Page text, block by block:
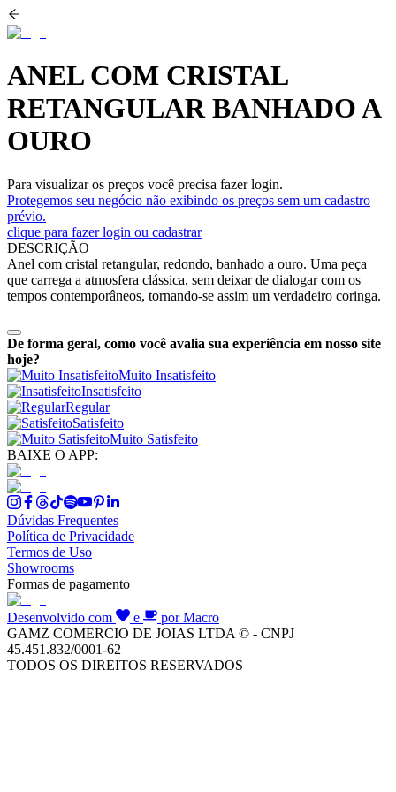
ANEL COM CRISTAL
RETANGULAR BANHADO A
OURO
Para visualizar os preços você precisa fazer login.
Protegemos seu negócio não exibindo os preços sem um cadastro
prévio.
clique para fazer login ou cadastrar
DESCRIÇÃO
Anel com cristal retangular, redondo, banhado a ouro. Uma peça
que carrega a atmosfera clássica, sem deixar de dialogar com os
tempos contemporâneos, tornando-se assim um verdadeiro coringa.
De forma geral, como você avalia sua experiência em nosso site
hoje?
Muito Insatisfeito
Insatisfeito
Regular
Satisfeito
Muito Satisfeito
BAIXE O APP:
Dúvidas Frequentes
Política de Privacidade
Termos de Uso
Showrooms
Formas de pagamento
Desenvolvido com e
por Macro
GAMZ COMERCIO DE JOIAS LTDA © - CNPJ
45.451.832/0001-62
TODOS OS DIREITOS RESERVADOS